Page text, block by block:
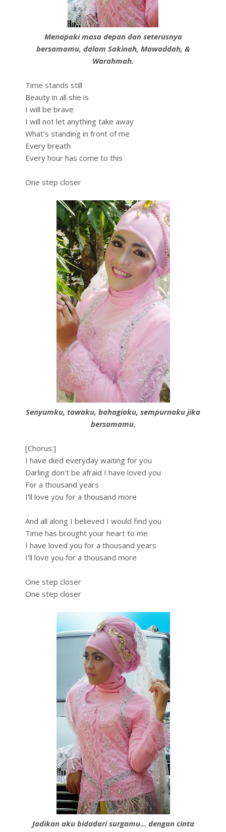
Menapaki masa depan dan seterusnya
bersamamu, dalam Sakinah, Mawaddah, &
Warahmah.
Time stands still
Beauty in all she is
I will be brave
I will not let anything take away
What's standing in front of me
Every breath
Every hour has come to this
One step closer
Senyumku, tawaku, bahagiaku, sempurnaku jika
bersamamu.
[Chorus:]
I have died everyday waiting for you
Darling don't be afraid I have loved you
For a thousand years
I'll love you for a thousand more
And all along I believed I would find you
Time has brought your heart to me
I have loved you for a thousand years
I'll love you for a thousand more
One step closer
One step closer
Jadikan aku bidadari surgamu... dengan cinta